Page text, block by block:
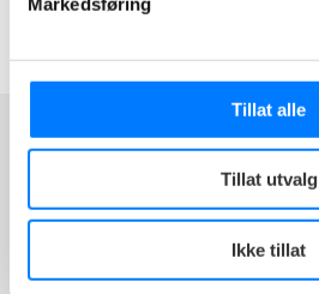
Tillat alle
Tillat utvalg
Ikke tillat